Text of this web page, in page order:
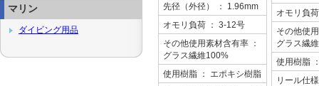
先径（外径）
： 1.96mm
オモリ負荷 ： 3-12号
その他使用素材含有率 ：
グラス繊維100%
使用樹脂 ： エポキシ樹脂
オモリ負荷
その他使
グラス繊
使用樹脂
リール仕
マリン
ダイビング用品